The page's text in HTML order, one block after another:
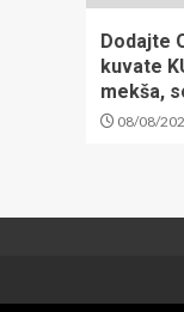
Dodajte
kuvate
mekša,
08/08/